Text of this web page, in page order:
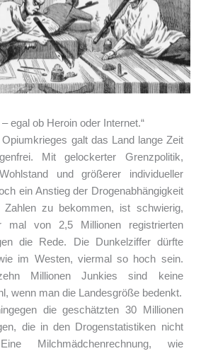
egal ob Heroin oder Internet.“
galt das Land lange Zeit
Mit gelockerter Grenzpolitik,
und größerer individueller
ein Anstieg der Drogenabhängigkeit
Zahlen zu bekommen, ist schwierig,
mal von 2,5 Millionen registrierten
die Rede. Die Dunkelziffer dürfte
im Westen, viermal so hoch sein.
Millionen Junkies sind keine
wenn man die Landesgröße bedenkt.
die geschätzten 30 Millionen
die in den Drogenstatistiken nicht
Milchmädchenrechnung, wie